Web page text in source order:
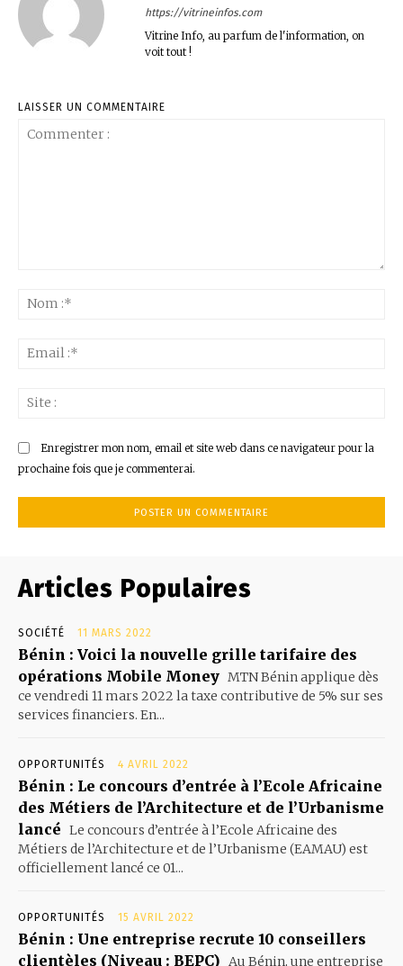
https://vitrineinfos.com
Vitrine Info, au parfum de l'information, on
voit tout !
LAISSER UN COMMENTAIRE
Enregistrer mon nom, email et site web dans ce navigateur pour la
prochaine fois que je commenterai.
Articles Populaires
SOCIÉTÉ 11 MARS 2022
Bénin : Voici la nouvelle grille tarifaire des
opérations Mobile Money MTN Bénin applique dès
ce vendredi 11 mars 2022 la taxe contributive de 5% sur ses
services financiers. En...
OPPORTUNITÉS 4 AVRIL 2022
Bénin : Le concours d’entrée à l’Ecole Africaine
des Métiers de l’Architecture et de l’Urbanisme
lancé Le concours d’entrée à l’Ecole Africaine des
Métiers de l’Architecture et de l’Urbanisme (EAMAU) est
officiellement lancé ce 01...
OPPORTUNITÉS 15 AVRIL 2022
Bénin : Une entreprise recrute 10 conseillers
clientèles (Niveau : BEPC) Au Bénin, une entreprise